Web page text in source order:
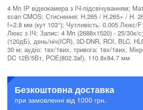
4 Мп IP відеокамера з ІЧ-підсвічуванням;
scan CMOS; Стиснення: H.265 / Н.265+ / H.
f=2.8 мм (кут 103°); Чутливість: 0.005 Люкс/
Люкс з ІЧ; Запис: 4 Мп (2688х1520) - 25/30к/
(120дБ), день/ніч(ICR), 3D-DNR, ROI, BLC,
30 м; аудіо: 1вх/1вих, тривога: 1вх/1вих,
DC 12В/5Вт, POE(802.3af), 110.8x84.7 мм
Безкоштовна доставка
при замовленні від 1000 грн.